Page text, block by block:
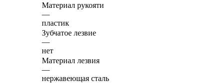
Материал рукояти
—
пластик
Зубчатое лезвие
—
нет
Материал лезвия
—
нержавеющая сталь